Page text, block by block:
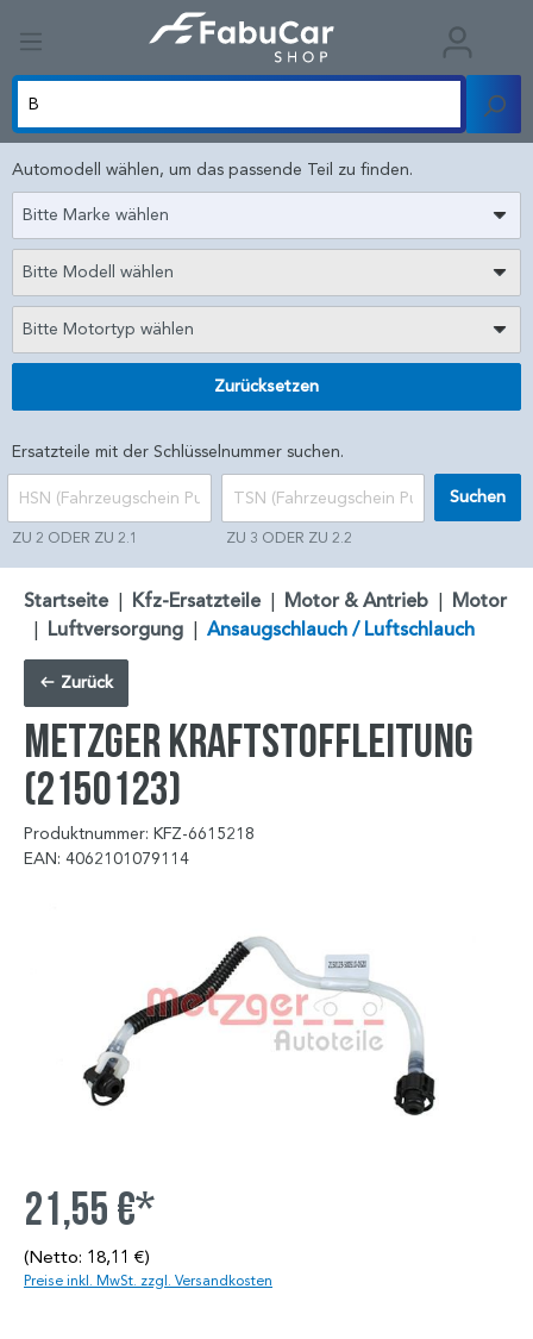
Automodell wählen, um das passende Teil zu finden.
Bitte Marke wählen
Bitte Modell wählen
Bitte Motortyp wählen
Zurücksetzen
Ersatzteile mit der Schlüsselnummer suchen.
ZU 2 ODER ZU 2.1 ZU 3 ODER ZU 2.2
Suchen
Startseite | Kfz-Ersatzteile | Motor & Antrieb | Motor
| Luftversorgung | Ansaugschlauch / Luftschlauch
Zurück
METZGER Kraftstoffleitung
(2150123)
Produktnummer: KFZ-6615218
EAN: 4062101079114
21,55 €*
(Netto: 18,11 €)
Preise inkl. MwSt. zzgl. Versandkosten